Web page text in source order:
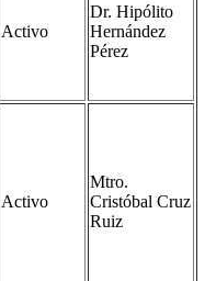
Activo
Dr. Hipólito
Hernández
Pérez
Activo
Mtro.
Cristóbal Cruz
Ruiz